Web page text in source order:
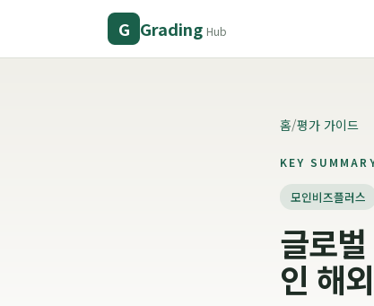
G Grading Hub
홈/평가 가이드
KEY
모인비즈플러스
글로
인 해